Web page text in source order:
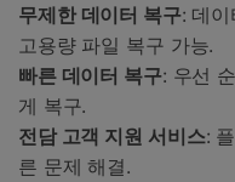
무제한 데이터 복구: 데
고용량 파일 복구 가능.
빠른 데이터 복구: 우선
게 복구.
전담 고객 지원 서비스:
른 문제 해결.